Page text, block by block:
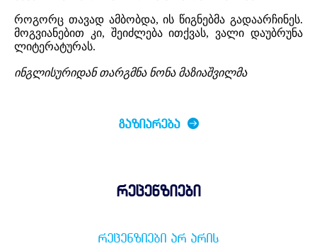
როგორც თავად ამბობდა, ის წიგნებმა გადაარჩინეს.
მოგვიანებით კი, შეიძლება ითქვას, ვალი დაუბრუნა
ლიტერატურას.
ინგლისურიდან თარგმნა ნონა მაზიაშვილმა
ᲒᲐᲖᲘᲐᲠᲔᲑᲐ
რეცენზიები
ᲠᲔᲪᲔᲜᲖᲘᲔᲑᲘ ᲐᲠ ᲐᲠᲘᲡ